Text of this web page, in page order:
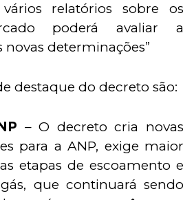
relatórios sobre os
poderá avaliar a
novas determinações”
destaque do decreto são:
– O decreto cria novas
para a ANP, exige maior
etapas de escoamento e
que continuará sendo